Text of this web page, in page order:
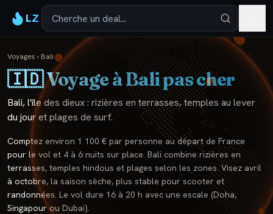
LZ
Voyages › Bali
🇮🇩Voyage àBalipas cher
Bali, l'île des dieux : rizières en terrasses, temples au lever
du jour et plages de surf.
Comptez environ 1 100 € par personne au départ de France
pour le vol et 4 à 6 nuits sur place. Bali combine rizières en
terrasses, temples hindous et plages selon les zones. Visez avril
à octobre, la saison sèche, plus stable pour scooter et
randonnées. Le vol dure 16 à 20 h avec une escale (Doha,
Singapour ou Dubaï).